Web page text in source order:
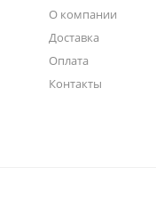
О компании
Доставка
Оплата
Контакты